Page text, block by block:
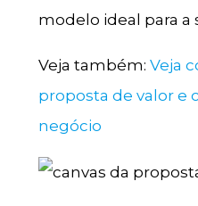
modelo ideal para a
Veja também: Veja
proposta de valor e
negócio